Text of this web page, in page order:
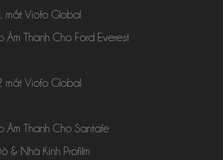
mắt Viofo Global
Thanh Cho Ford Everest
mắt Viofo Global
Thanh Cho Santafe
& Nhà Kính Profilm